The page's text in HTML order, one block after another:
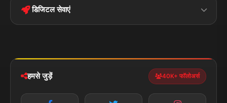
Privacy Policy
पॉलिटिकल झारखण्ड
डिजिटल सेवाएं
न्यूज़ अलर्ट
हमसे जुड़ें 40K+ फॉलोअर्स